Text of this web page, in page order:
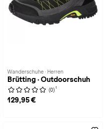
Wanderschuhe · Herren
Brütting · Outdoorschuh
(0) 1
129,95 €